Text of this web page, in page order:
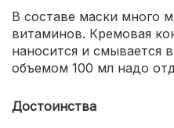
В составе маски много
витаминов. Кремовая
наносится и смывается
объемом 100 мл надо
Достоинства